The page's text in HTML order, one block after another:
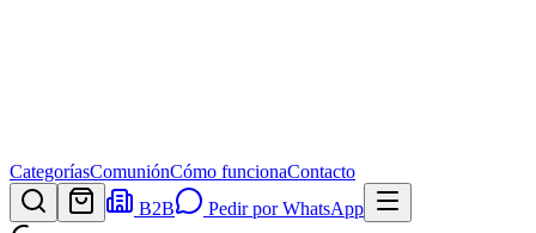
CategoríasComuniónCómo funcionaContacto
B2B
Pedir por WhatsApp